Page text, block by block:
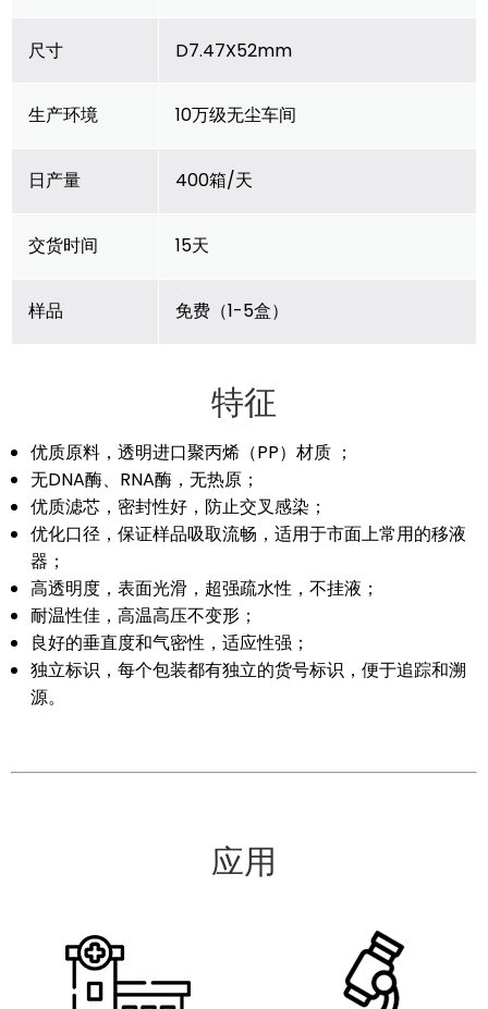
尺寸 D7.47X52mm
生产环境 10万级无尘车间
日产量 400箱/天
交货时间 15天
样品 免费（1-5盒）
特征
优质原料，透明进口聚丙烯（PP）材质 ；
无DNA酶、RNA酶，无热原；
优质滤芯，密封性好，防止交叉感染；
优化口径，保证样品吸取流畅，适用于市面上常用的移液
器；
高透明度，表面光滑，超强疏水性，不挂液；
耐温性佳，高温高压不变形；
良好的垂直度和气密性，适应性强；
独立标识，每个包装都有独立的货号标识，便于追踪和溯
源。
应用